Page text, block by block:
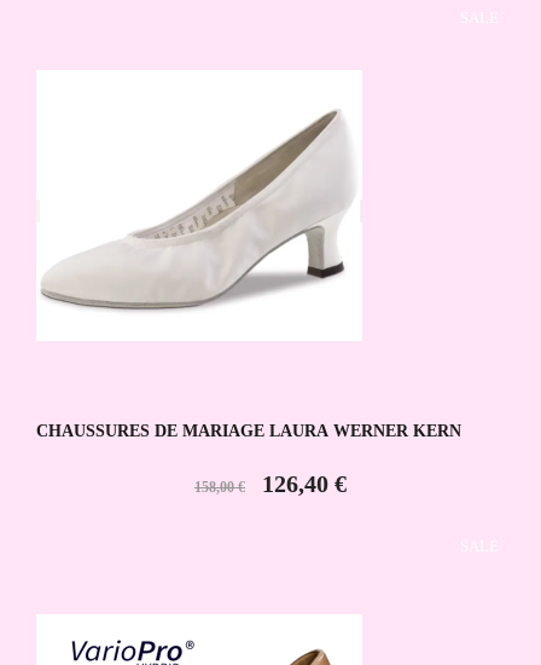
SALE
CHAUSSURES DE MARIAGE LAURA WERNER KERN
158,00 € 126,40 €
SALE